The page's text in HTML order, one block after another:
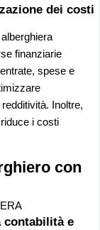
dei costi
finanziarie
spese e
Inoltre,
i costi
con
contabilità e